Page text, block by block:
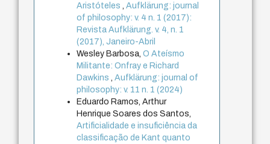
Aristóteles
,Aufklärung: journal
of philosophy: v. 4 n. 1 (2017):
Revista Aufklärung. v. 4, n. 1
(2017), Janeiro-Abril
Wesley Barbosa,O Ateísmo
Militante: Onfray e Richard
Dawkins
,Aufklärung: journal of
philosophy: v. 11 n. 1 (2024)
Eduardo Ramos, Arthur
Henrique Soares dos Santos,
Artificialidade e insuficiência da
classificação de Kant quanto